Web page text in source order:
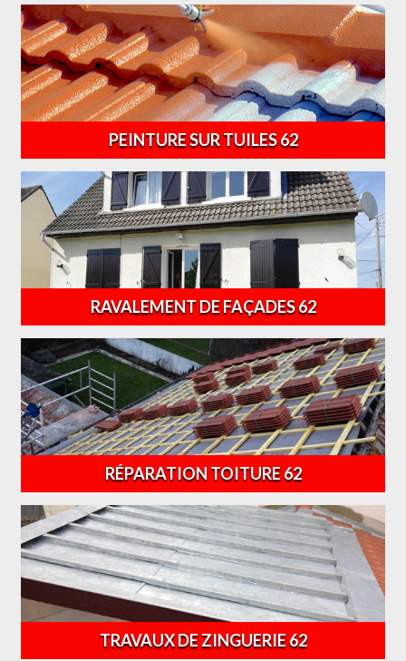
PEINTURE SUR TUILES 62
RAVALEMENT DE FAÇADES 62
RÉPARATION TOITURE 62
TRAVAUX DE ZINGUERIE 62